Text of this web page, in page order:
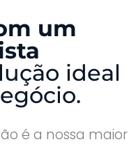
um
ideal
é a nossa maior